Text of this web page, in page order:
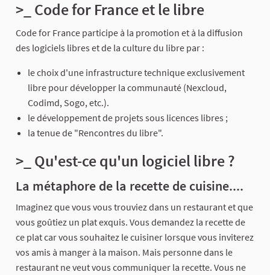
>_ Code for France et le libre
Code for France participe à la promotion et à la diffusion
des logiciels libres et de la culture du libre par :
le choix d'une infrastructure technique exclusivement
libre pour développer la communauté (Nexcloud,
Codimd, Sogo, etc.).
le développement de projets sous licences libres ;
la tenue de "Rencontres du libre".
>_ Qu'est-ce qu'un logiciel libre ?
La métaphore de la recette de cuisine....
Imaginez que vous vous trouviez dans un restaurant et que
vous goûtiez un plat exquis. Vous demandez la recette de
ce plat car vous souhaitez le cuisiner lorsque vous inviterez
vos amis à manger à la maison. Mais personne dans le
restaurant ne veut vous communiquer la recette. Vous ne